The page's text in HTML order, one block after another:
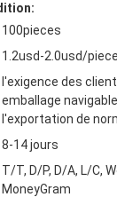
100pieces
1.2usd-2.0usd/
l'exigence des
emballage
l'exportation de
8-14 jours
T/T, D/P, D/A, L/C,
MoneyGram